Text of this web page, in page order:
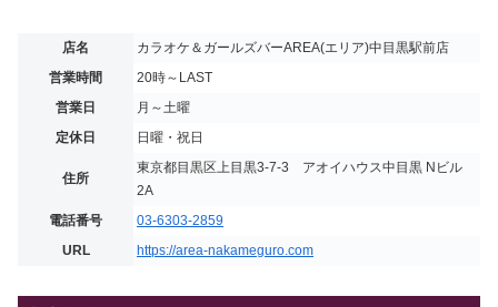
店名
カラオケ＆ガールズバーAREA(エリア)中目黒駅前店
営業時間
20時～LAST
営業日
月～土曜
定休日
日曜・祝日
住所
東京都目黒区上目黒3-7-3 アオイハウス中目黒 Nビル
2A
電話番号
03-6303-2859
URL
https://area-nakameguro.com